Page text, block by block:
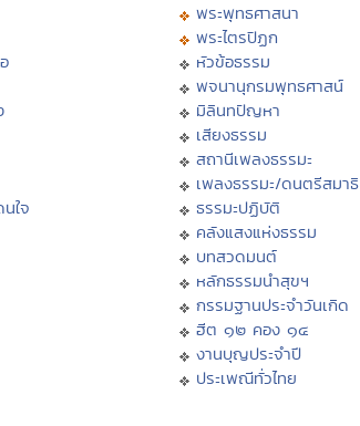
ใจ
พระพุทธศาสนา
พระไตรปิฏก
หัวข้อธรรม
พจนานุกรมพุทธศาสน์
มิลินทปัญหา
เสียงธรรม
สถานีเพลงธรรมะ
เพลงธรรมะ/ดนตรีสมาธิ
ธรรมะปฏิบัติ
คลังแสงแห่งธรรม
บทสวดมนต์
หลักธรรมนำสุขฯ
กรรมฐานประจำวันเกิด
ฮีต ๑๒ คอง ๑๔
งานบุญประจำปี
ประเพณีทั่วไทย